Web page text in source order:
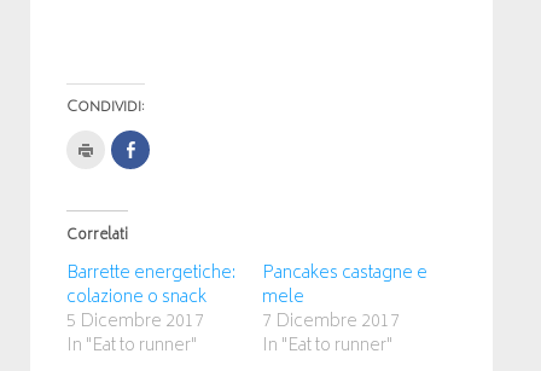
Condividi:
Clicca
per
stampare
una
finestra)
Fai
clic
una
nuova
finestra)
Correlati
Barrette energetiche:
colazione o snack
5 Dicembre 2017
In "Eat to runner"
Pancakes castagne e
mele
7 Dicembre 2017
In "Eat to runner"